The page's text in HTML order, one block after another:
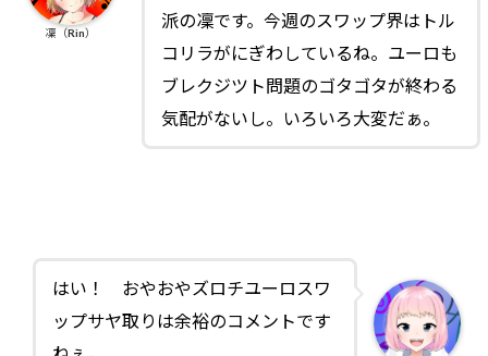
派の凜です。今週のスワップ界はトル
コリラがにぎわしているね。ユーロも
ブレクジツト問題のゴタゴタが終わる
気配がないし。いろいろ大変だぁ。
凜（Rin）
はい！ おやおやズロチユーロスワ
ップサヤ取りは余裕のコメントです